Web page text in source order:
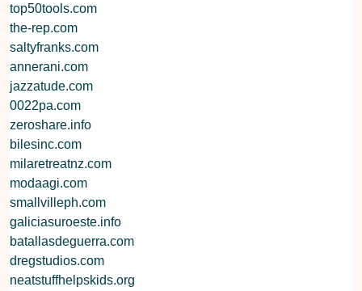
top50tools.com
the-rep.com
saltyfranks.com
annerani.com
jazzatude.com
0022pa.com
zeroshare.info
bilesinc.com
milaretreatnz.com
modaagi.com
smallvilleph.com
galiciasuroeste.info
batallasdeguerra.com
dregstudios.com
neatstuffhelpskids.org